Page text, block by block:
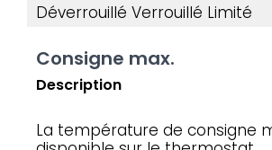
Déverrouillé Verrouillé Limité
Consigne max.
Description
La température de consigne